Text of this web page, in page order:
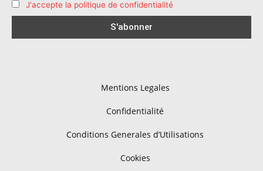
J'accepte la politique de confidentialité
Mentions Legales
Confidentialité
Conditions Generales d’Utilisations
Cookies